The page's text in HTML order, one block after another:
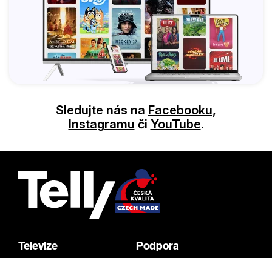
Sledujte nás na Facebooku,
Instagramu či YouTube.
Televize Podpora